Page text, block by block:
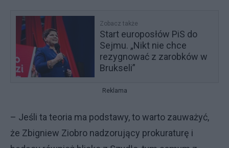
Zobacz także
Start europosłów PiS do
Sejmu. „Nikt nie chce
rezygnować z zarobków w
Brukseli”
Reklama
– Jeśli ta teoria ma podstawy, to warto zauważyć,
że Zbigniew Ziobro nadzorujący prokuraturę i